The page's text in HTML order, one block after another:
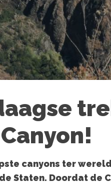
canyons ter
Staten. Doordat de